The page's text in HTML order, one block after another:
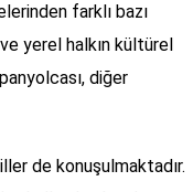
farklı bazı
yerel halkın kültürel
diğer
de konuşulmaktadır.